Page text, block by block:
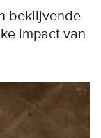
beklijvende
impact van